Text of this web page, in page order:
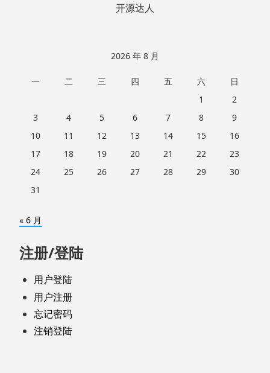
开源达人
2026 年 8 月
一 二 三 四 五 六
日
1
2
3
4 5 6 7 8
9
10
11 12 13 14 15
16
17
18 19 20 21 22
23
24
25 26 27 28 29
30
31
« 6 月
注册/登陆
用户登陆
用户注册
忘记密码
注销登陆